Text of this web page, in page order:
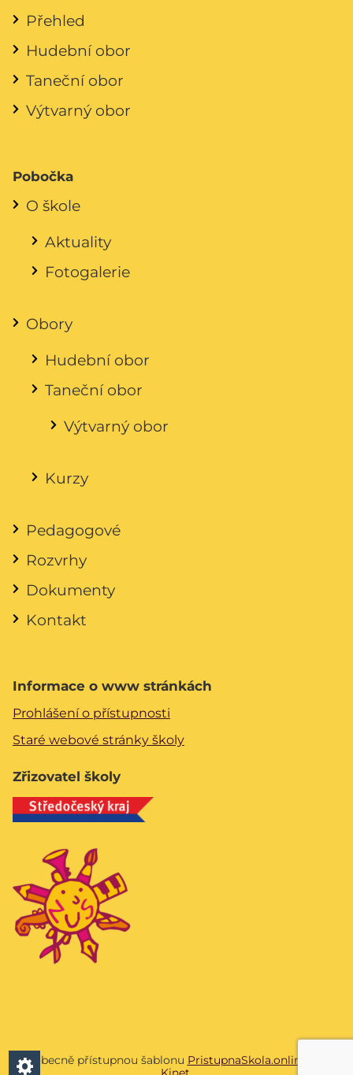
Přehled
Hudební obor
Taneční obor
Výtvarný obor
Pobočka
O škole
Aktuality
Fotogalerie
Obory
Hudební obor
Taneční obor
Výtvarný obor
Kurzy
Pedagogové
Rozvrhy
Dokumenty
Kontakt
Informace o www stránkách
Prohlášení o přístupnosti
Staré webové stránky školy
Zřizovatel školy
Všeobecně přístupnou šablonu PristupnaSkola.online